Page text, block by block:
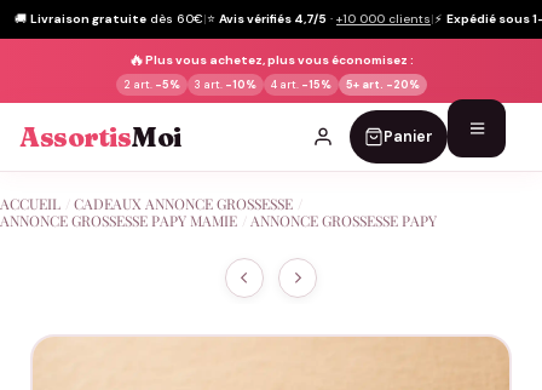
🚚 Livraison gratuite dès 60€|⭐ Avis vérifiés 4,7/5 · +10 000 clients|⚡ Expédié sous
🔥Plus vous achetez, plus vous économisez :
2 art. -5% 3 art. -10% 4 art. -15% 5+ art. -20%
AssortisMoi Panier
au
ACCUEIL CADEAUX ANNONCE GROSSESSE
ANNONCE GROSSESSE PAPY MAMIE
ANNONCE GROSSESSE PAPY